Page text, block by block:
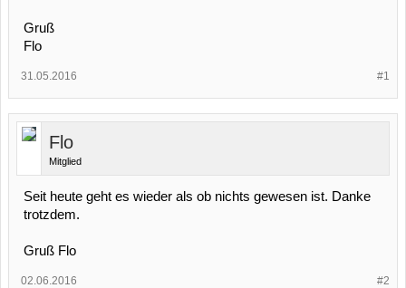
Gruß
Flo
#1
31.05.2016
Flo
Mitglied
Seit heute geht es wieder als ob nichts gewesen ist. Danke
trotzdem.
Gruß Flo
#2
02.06.2016